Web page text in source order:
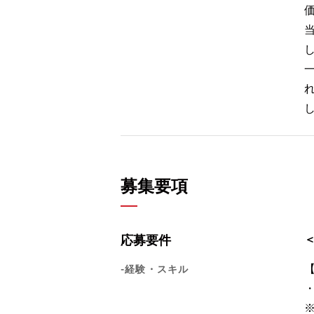
募集要項
応募要件
-経験・スキル